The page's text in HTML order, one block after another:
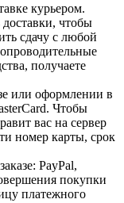
курьером.
чтобы
сдачу с любой
получаете
или оформлении в
Чтобы
вас на сервер
номер карты, срок
PayPal,
покупки
платежного